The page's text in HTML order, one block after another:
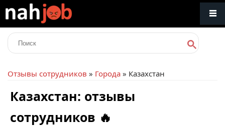
Отзывы сотрудников » Города » Казахстан
Казахстан: отзывы
сотрудников 🔥